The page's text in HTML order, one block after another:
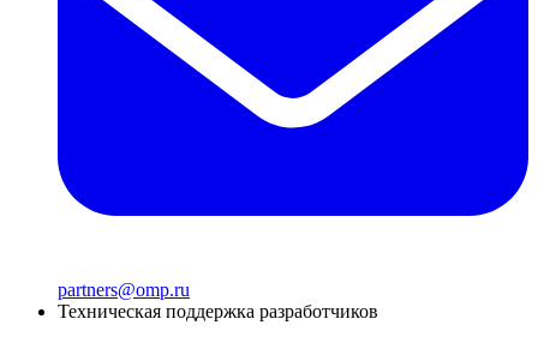
partners@omp.ru
Техническая поддержка разработчиков